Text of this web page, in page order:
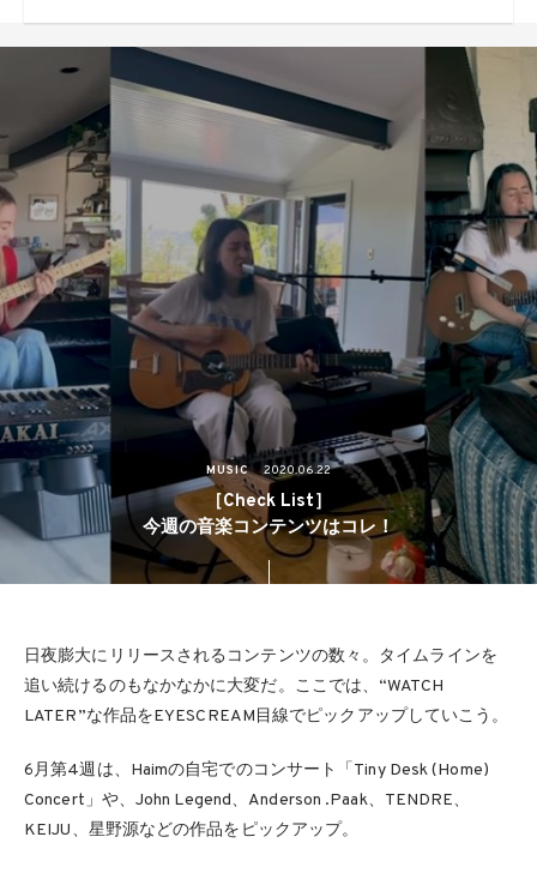
MUSIC 2020.06.22
［Check List］
今週の音楽コンテンツはコレ！
日夜膨大にリリースされるコンテンツの数々。タイムラインを
追い続けるのもなかなかに大変だ。ここでは、“WATCH
LATER”な作品をEYESCREAM目線でピックアップしていこう。
6月第4週は、Haimの自宅でのコンサート「Tiny Desk (Home)
Concert」や、John Legend、Anderson .Paak、TENDRE、
KEIJU、星野源などの作品をピックアップ。